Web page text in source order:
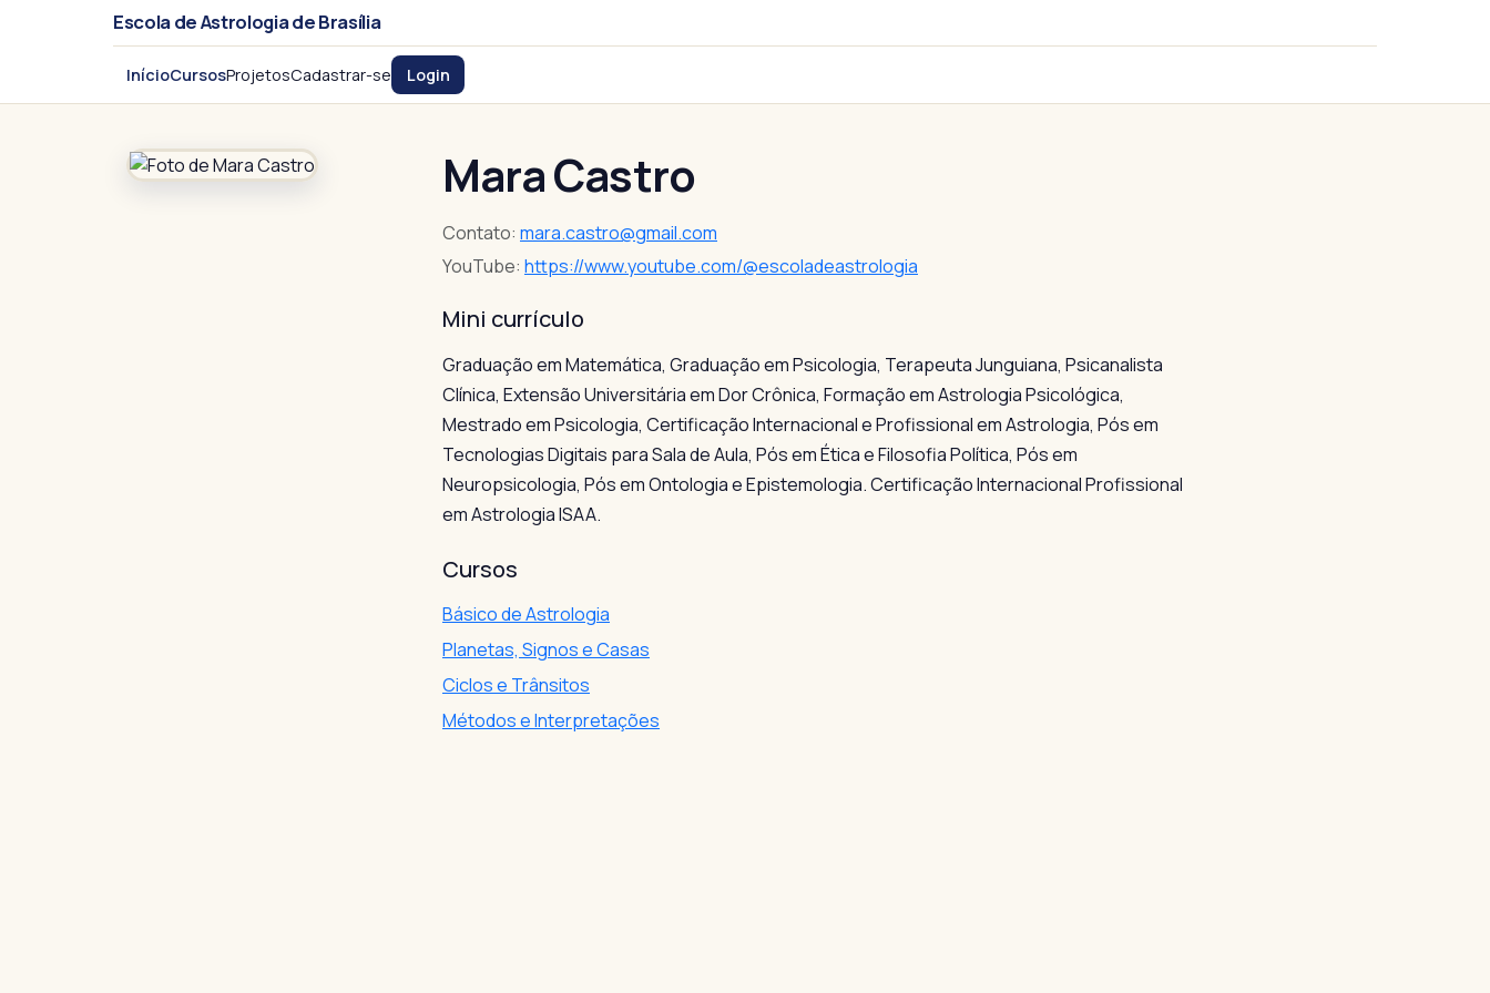
Escola de Astrologia de Brasília
InícioCursosProjetosCadastrar-se Login
Mara Castro
Contato: mara.castro@gmail.com
YouTube: https://www.youtube.com/@escoladeastrologia
Mini currículo
Graduação em Matemática, Graduação em Psicologia, Terapeuta Junguiana, Psicanalista
Clínica, Extensão Universitária em Dor Crônica, Formação em Astrologia Psicológica,
Mestrado em Psicologia, Certificação Internacional e Profissional em Astrologia, Pós em
Tecnologias Digitais para Sala de Aula, Pós em Ética e Filosofia Política, Pós em
Neuropsicologia, Pós em Ontologia e Epistemologia. Certificação Internacional Profissional
em Astrologia ISAA.
Cursos
Básico de Astrologia
Planetas, Signos e Casas
Ciclos e Trânsitos
Métodos e Interpretações